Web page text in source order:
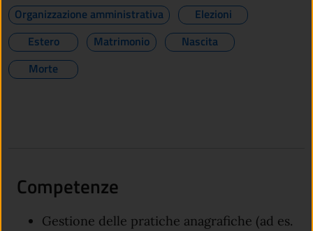
Organizzazione amministrativa
Elezioni
Estero
Matrimonio
Nascita
Morte
Competenze
Gestione delle pratiche anagrafiche (ad es.